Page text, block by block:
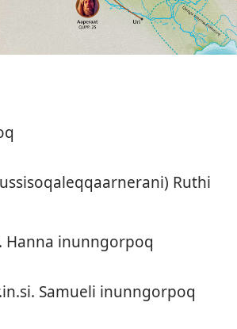
Ruthi
Han­na inun­ngor­poq
Samueli inun­ngor­poq